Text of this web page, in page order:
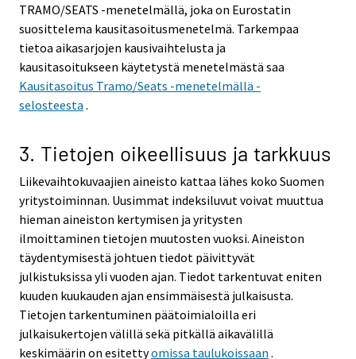
TRAMO/SEATS -menetelmällä, joka on Eurostatin
suosittelema kausitasoitusmenetelmä. Tarkempaa
tietoa aikasarjojen kausivaihtelusta ja
kausitasoitukseen käytetystä menetelmästä saa
Kausitasoitus Tramo/Seats -menetelmällä -
selosteesta .
3. Tietojen oikeellisuus ja tarkkuus
Liikevaihtokuvaajien aineisto kattaa lähes koko Suomen
yritystoiminnan. Uusimmat indeksiluvut voivat muuttua
hieman aineiston kertymisen ja yritysten
ilmoittaminen tietojen muutosten vuoksi. Aineiston
täydentymisestä johtuen tiedot päivittyvät
julkistuksissa yli vuoden ajan. Tiedot tarkentuvat eniten
kuuden kuukauden ajan ensimmäisestä julkaisusta.
Tietojen tarkentuminen päätoimialoilla eri
julkaisukertojen välillä sekä pitkällä aikavälillä
keskimäärin on esitettyomissa taulukoissaan .